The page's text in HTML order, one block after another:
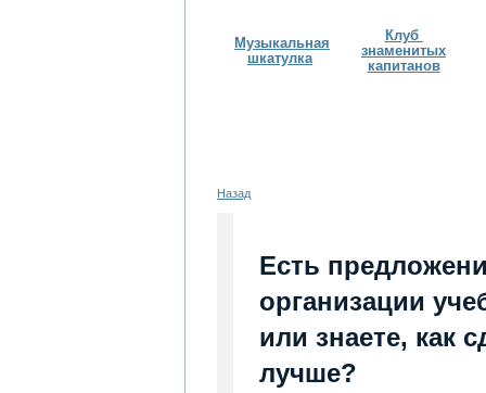
Музыкальная
шкатулка
Клуб
знаменитых
капитанов
Назад
Есть
организации
или знаете, как
лучше?